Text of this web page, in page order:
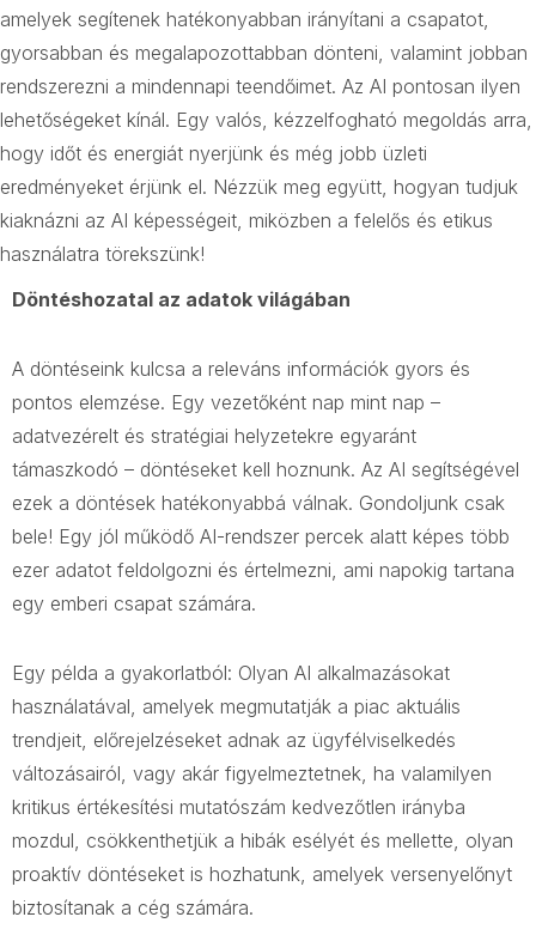
amelyek segítenek hatékonyabban irányítani a csapatot,
gyorsabban és megalapozottabban dönteni, valamint jobban
rendszerezni a mindennapi teendőimet. Az AI pontosan ilyen
lehetőségeket kínál. Egy valós, kézzelfogható megoldás arra,
hogy időt és energiát nyerjünk és még jobb üzleti
eredményeket érjünk el. Nézzük meg együtt, hogyan tudjuk
kiaknázni az AI képességeit, miközben a felelős és etikus
használatra törekszünk!
Döntéshozatal az adatok világában
A döntéseink kulcsa a releváns információk gyors és
pontos elemzése. Egy vezetőként nap mint nap –
adatvezérelt és stratégiai helyzetekre egyaránt
támaszkodó – döntéseket kell hoznunk. Az AI segítségével
ezek a döntések hatékonyabbá válnak. Gondoljunk csak
bele! Egy jól működő AI-rendszer percek alatt képes több
ezer adatot feldolgozni és értelmezni, ami napokig tartana
egy emberi csapat számára.
Egy példa a gyakorlatból: Olyan AI alkalmazásokat
használatával, amelyek megmutatják a piac aktuális
trendjeit, előrejelzéseket adnak az ügyfélviselkedés
változásairól, vagy akár figyelmeztetnek, ha valamilyen
kritikus értékesítési mutatószám kedvezőtlen irányba
mozdul, csökkenthetjük a hibák esélyét és mellette, olyan
proaktív döntéseket is hozhatunk, amelyek versenyelőnyt
biztosítanak a cég számára.